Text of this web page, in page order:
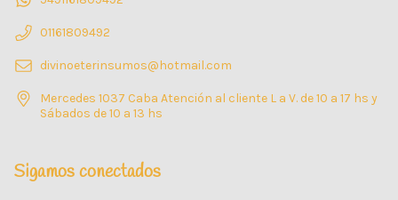
01161809492
divinoeterinsumos@hotmail.com
Mercedes 1037 Caba Atención al cliente L a V. de 10 a 17 hs y
Sábados de 10 a 13 hs
Sigamos conectados